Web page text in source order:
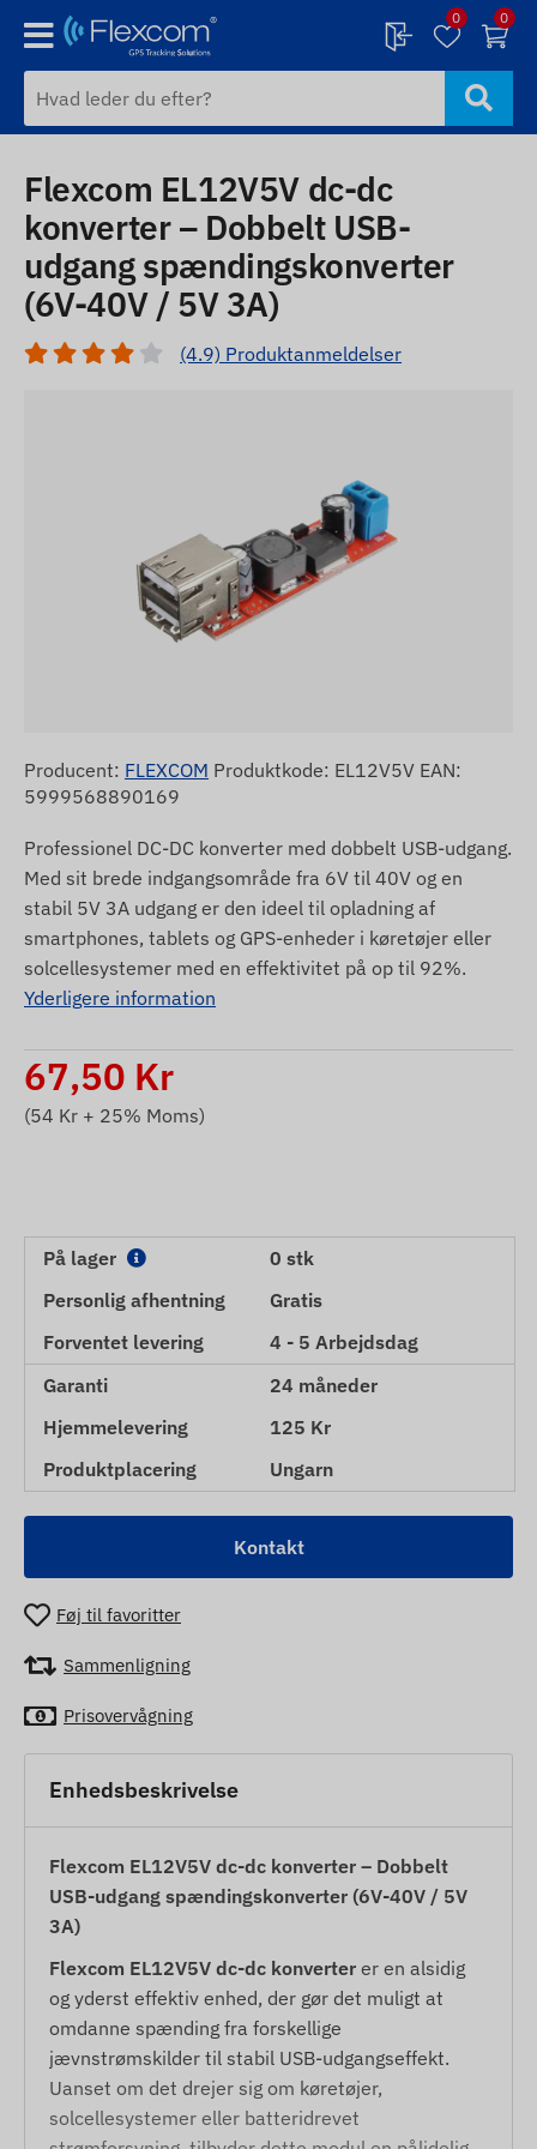
0 0
Flexcom EL12V5V dc-dc
konverter – Dobbelt USB-
udgang spændingskonverter
(6V-40V / 5V 3A)
(4.9) Produktanmeldelser
Producent: FLEXCOM Produktkode: EL12V5V EAN:
5999568890169
Professionel DC-DC konverter med dobbelt USB-udgang.
Med sit brede indgangsområde fra 6V til 40V og en
stabil 5V 3A udgang er den ideel til opladning af
smartphones, tablets og GPS-enheder i køretøjer eller
solcellesystemer med en effektivitet på op til 92%.
Yderligere information
67,50 Kr
(54 Kr + 25% Moms)
På lager
0 stk
Personlig afhentning
Gratis
Forventet levering
4 - 5 Arbejdsdag
Garanti
24 måneder
Hjemmelevering
125 Kr
Produktplacering
Ungarn
Kontakt
Føj til favoritter
Sammenligning
Prisovervågning
Enhedsbeskrivelse
Flexcom EL12V5V dc-dc konverter – Dobbelt
USB-udgang spændingskonverter (6V-40V / 5V
3A)
Flexcom EL12V5V dc-dc konverter er en alsidig
og yderst effektiv enhed, der gør det muligt at
omdanne spænding fra forskellige
jævnstrømskilder til stabil USB-udgangseffekt.
Uanset om det drejer sig om køretøjer,
solcellesystemer eller batteridrevet